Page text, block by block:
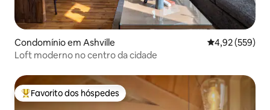
Condomínio em Ashville Classificação
4,92 (559)
Loft moderno no centro da cidade
Favoritos dos hóspedes mais apreciados
Favorito dos hóspedes